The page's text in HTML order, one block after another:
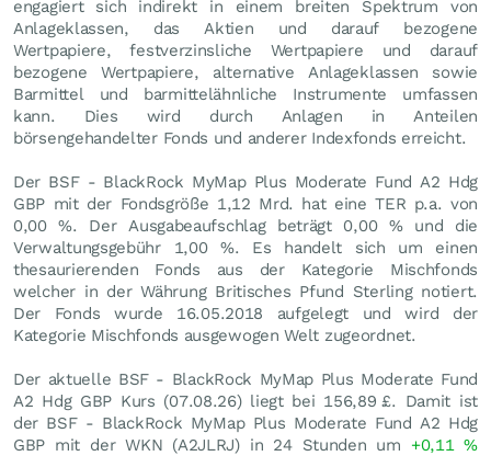
engagiert sich indirekt in einem breiten Spektrum von
Anlageklassen, das Aktien und darauf bezogene
Wertpapiere, festverzinsliche Wertpapiere und darauf
bezogene Wertpapiere, alternative Anlageklassen sowie
Barmittel und barmittelähnliche Instrumente umfassen
kann. Dies wird durch Anlagen in Anteilen
börsengehandelter Fonds und anderer Indexfonds erreicht.
Der BSF - BlackRock MyMap Plus Moderate Fund A2 Hdg
GBP mit der Fondsgröße 1,12 Mrd. hat eine TER p.a. von
0,00 %. Der Ausgabeaufschlag beträgt 0,00 % und die
Verwaltungsgebühr 1,00 %. Es handelt sich um einen
thesaurierenden Fonds aus der Kategorie Mischfonds
welcher in der Währung Britisches Pfund Sterling notiert.
Der Fonds wurde 16.05.2018 aufgelegt und wird der
Kategorie Mischfonds ausgewogen Welt zugeordnet.
Der aktuelle BSF - BlackRock MyMap Plus Moderate Fund
A2 Hdg GBP Kurs (07.08.26) liegt bei 156,89 £. Damit ist
der BSF - BlackRock MyMap Plus Moderate Fund A2 Hdg
GBP mit der WKN (A2JLRJ) in 24 Stunden um +0,11%